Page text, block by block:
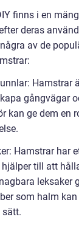
finns i en
deras
av de
Hamstrar
gångvägar
kan ge dem en
Hamstrar har
till att
leksaker
som halm
sätt.